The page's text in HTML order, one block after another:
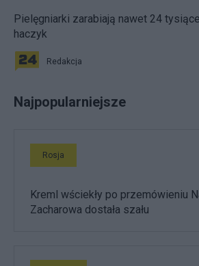
Pielęgniarki zarabiają nawet 24
haczyk
Redakcja
Najpopularniejsze
Rosja
Kreml wściekły po przemówieniu
Zacharowa dostała szału